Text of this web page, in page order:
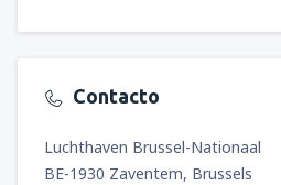
Contacto
Luchthaven Brussel-Nationaal
BE-1930 Zaventem, Brussels